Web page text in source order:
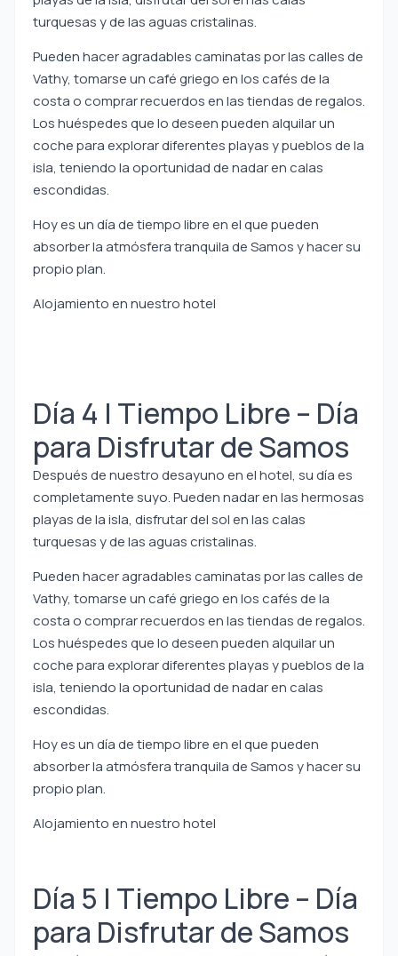
turquesas y de las aguas cristalinas.
Pueden hacer agradables caminatas por las calles de
Vathy, tomarse un café griego en los cafés de la
costa o comprar recuerdos en las tiendas de regalos.
Los huéspedes que lo deseen pueden alquilar un
coche para explorar diferentes playas y pueblos de la
isla, teniendo la oportunidad de nadar en calas
escondidas.
Hoy es un día de tiempo libre en el que pueden
absorber la atmósfera tranquila de Samos y hacer su
propio plan.
Alojamiento en nuestro hotel
Día 4 | Tiempo Libre – Día
para Disfrutar de Samos
Después de nuestro desayuno en el hotel, su día es
completamente suyo. Pueden nadar en las hermosas
playas de la isla, disfrutar del sol en las calas
turquesas y de las aguas cristalinas.
Pueden hacer agradables caminatas por las calles de
Vathy, tomarse un café griego en los cafés de la
costa o comprar recuerdos en las tiendas de regalos.
Los huéspedes que lo deseen pueden alquilar un
coche para explorar diferentes playas y pueblos de la
isla, teniendo la oportunidad de nadar en calas
escondidas.
Hoy es un día de tiempo libre en el que pueden
absorber la atmósfera tranquila de Samos y hacer su
propio plan.
Alojamiento en nuestro hotel
Día 5 | Tiempo Libre – Día
para Disfrutar de Samos